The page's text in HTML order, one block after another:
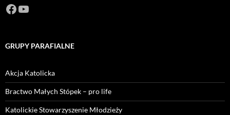
Facebook
https://www.youtube.com/channel/
GRUPY PARAFIALNE
Akcja Katolicka
Bractwo Małych Stópek – pro life
Katolickie Stowarzyszenie Młodzieży